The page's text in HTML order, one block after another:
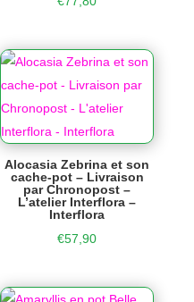
Alocasia Zebrina et son
cache-pot – Livraison
par Chronopost –
L’atelier Interflora –
Interflora
€57,90